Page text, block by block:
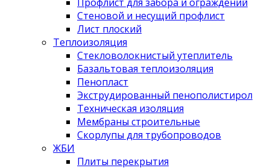
Стеновой и несущий профлист
Лист плоский
Теплоизоляция
Стекловолокнистый утеплитель
Базальтовая теплоизоляция
Пенопласт
Экструдированный пенополистирол
Техническая изоляция
Мембраны строительные
Скорлупы для трубопроводов
ЖБИ
Плиты перекрытия